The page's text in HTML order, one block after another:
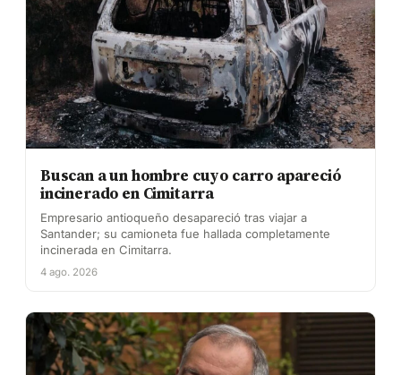
Buscan a un hombre cuyo carro apareció
incinerado en Cimitarra
Empresario antioqueño desapareció tras viajar a
Santander; su camioneta fue hallada completamente
incinerada en Cimitarra.
4 ago. 2026